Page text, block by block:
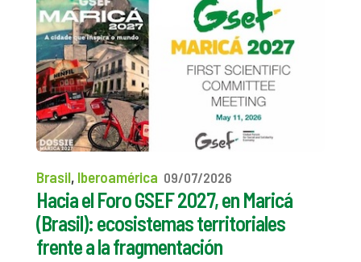
Brasil, Iberoamérica 09/07/2026
Hacia el Foro GSEF 2027, en Maricá
(Brasil): ecosistemas territoriales
frente a la fragmentación